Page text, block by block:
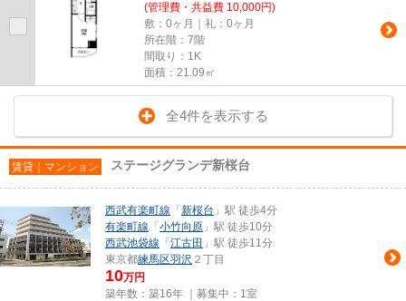
(管理費・共益費 10,000円)
敷：0ヶ月｜礼：0ヶ月
所在階：7階
間取り：1K
面積：21.09㎡
全4件を表示する
賃貸｜マンション ステージグランデ新桜台
西武有楽町線 「 新桜台 」駅 徒歩4分
有楽町線 「 小竹向原 」駅 徒歩10分
西武池袋線 「 江古田 」駅 徒歩11分
東京都練馬区羽沢 ２丁目
10万円
築年数：築16年 ｜募集中： 1室